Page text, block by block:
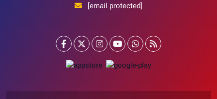
[email protected]